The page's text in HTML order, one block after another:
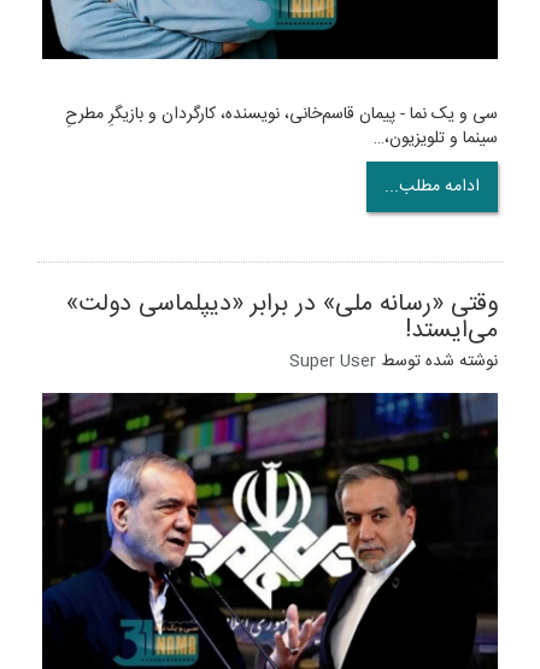
سی و یک نما - پیمان قاسم‌خانی، نویسنده، کارگردان و بازیگرِ مطرحِ
سینما و تلویزیون،…
ادامه مطلب...
وقتی «رسانه ملی» در برابر «دیپلماسی دولت»
می‌ایستد!
نوشته شده توسط Super User